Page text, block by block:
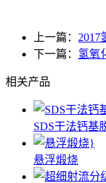
上一篇： 2017
下一篇： 氢氧
相关产品
SDS干法钙基
悬浮煅烧